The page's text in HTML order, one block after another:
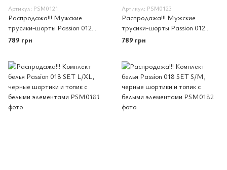
Артикул: PSM0121
Распродажа!!! Мужские
трусики-шорты Passion 012
THONG black L/XL
789 грн
Артикул: PSM0123
Распродажа!!! Мужские
трусики-шорты Passion 012
THONG black XXL/XXXL
789 грн